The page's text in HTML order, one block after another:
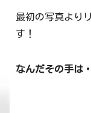
最初の写真より
す！
なんだその手は